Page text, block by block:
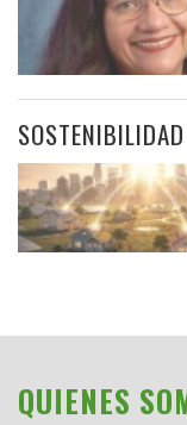
SOSTENIBILIDAD
QUIENES